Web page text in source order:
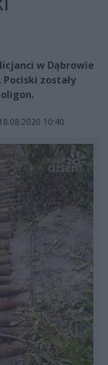
w Dąbrowie
zostały
18.08.2020 10:40